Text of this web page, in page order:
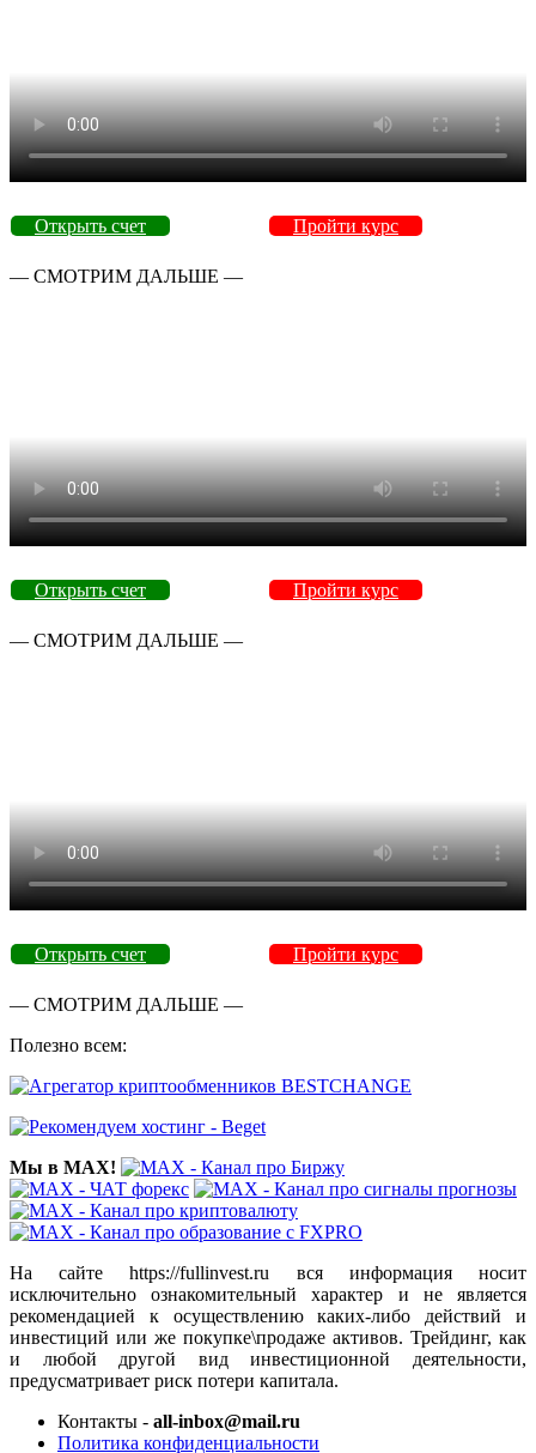
Открыть счет Пройти курс
— СМОТРИМ ДАЛЬШЕ —
Открыть счет Пройти курс
— СМОТРИМ ДАЛЬШЕ —
Открыть счет Пройти курс
— СМОТРИМ ДАЛЬШЕ —
Полезно всем:
Мы в MAX!
На сайте https://fullinvest.ru вся информация носит
исключительно ознакомительный характер и не является
рекомендацией к осуществлению каких-либо действий и
инвестиций или же покупке\продаже активов. Трейдинг, как
и любой другой вид инвестиционной деятельности,
предусматривает риск потери капитала.
Контакты - all-inbox@mail.ru
Политика конфиденциальности